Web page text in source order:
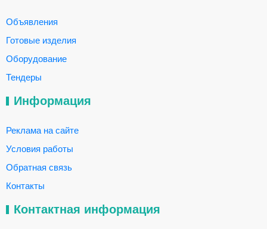
Объявления
Готовые изделия
Оборудование
Тендеры
Информация
Реклама на сайте
Условия работы
Обратная связь
Контакты
Контактная информация